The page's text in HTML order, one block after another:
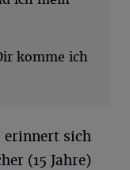
komme ich
erinnert sich
(15 Jahre)